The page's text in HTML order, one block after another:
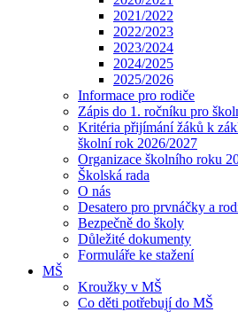
2021/2022
2022/2023
2023/2024
2024/2025
2025/2026
Informace pro rodiče
Zápis do 1. ročníku pro
Kritéria přijímání žáků k
školní rok 2026/2027
Organizace školního roku
Školská rada
O nás
Desatero pro prvnáčky a
Bezpečně do školy
Důležité dokumenty
Formuláře ke stažení
MŠ
Kroužky v MŠ
Co děti potřebují do MŠ